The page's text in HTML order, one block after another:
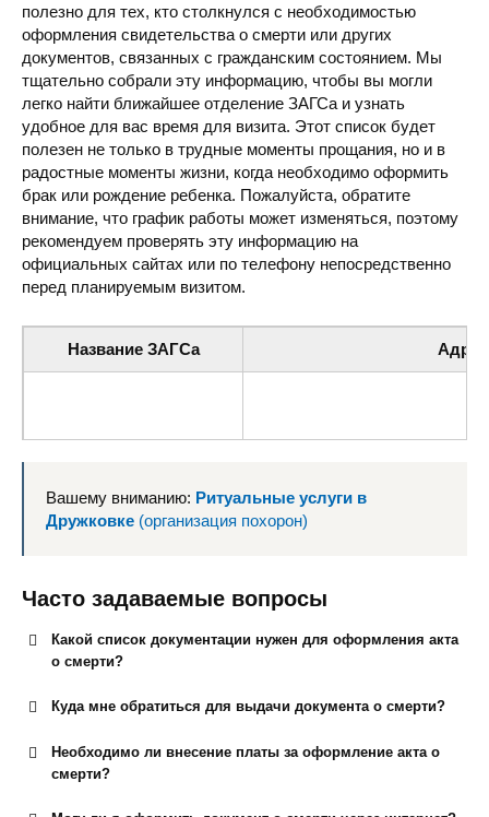
полезно для тех, кто столкнулся с необходимостью
оформления свидетельства о смерти или других
документов, связанных с гражданским состоянием. Мы
тщательно собрали эту информацию, чтобы вы могли
легко найти ближайшее отделение ЗАГСа и узнать
удобное для вас время для визита. Этот список будет
полезен не только в трудные моменты прощания, но и в
радостные моменты жизни, когда необходимо оформить
брак или рождение ребенка. Пожалуйста, обратите
внимание, что график работы может изменяться, поэтому
рекомендуем проверять эту информацию на
официальных сайтах или по телефону непосредственно
перед планируемым визитом.
Название ЗАГСа Адрес
Вашему вниманию: Ритуальные услуги в
Дружковке (организация похорон)
Часто задаваемые вопросы
Какой список документации нужен для оформления акта
о смерти?
Куда мне обратиться для выдачи документа о смерти?
Необходимо ли внесение платы за оформление акта о
смерти?